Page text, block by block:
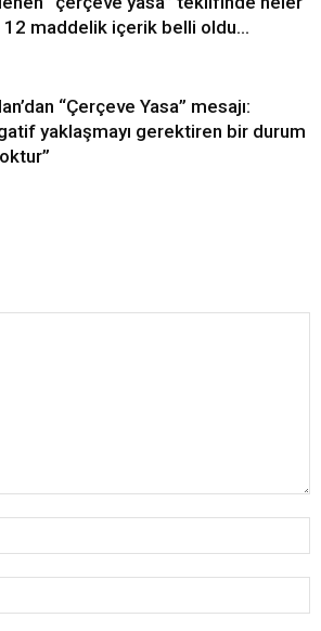
12 maddelik içerik belli oldu…
“Çerçeve Yasa” mesajı:
yaklaşmayı gerektiren bir durum